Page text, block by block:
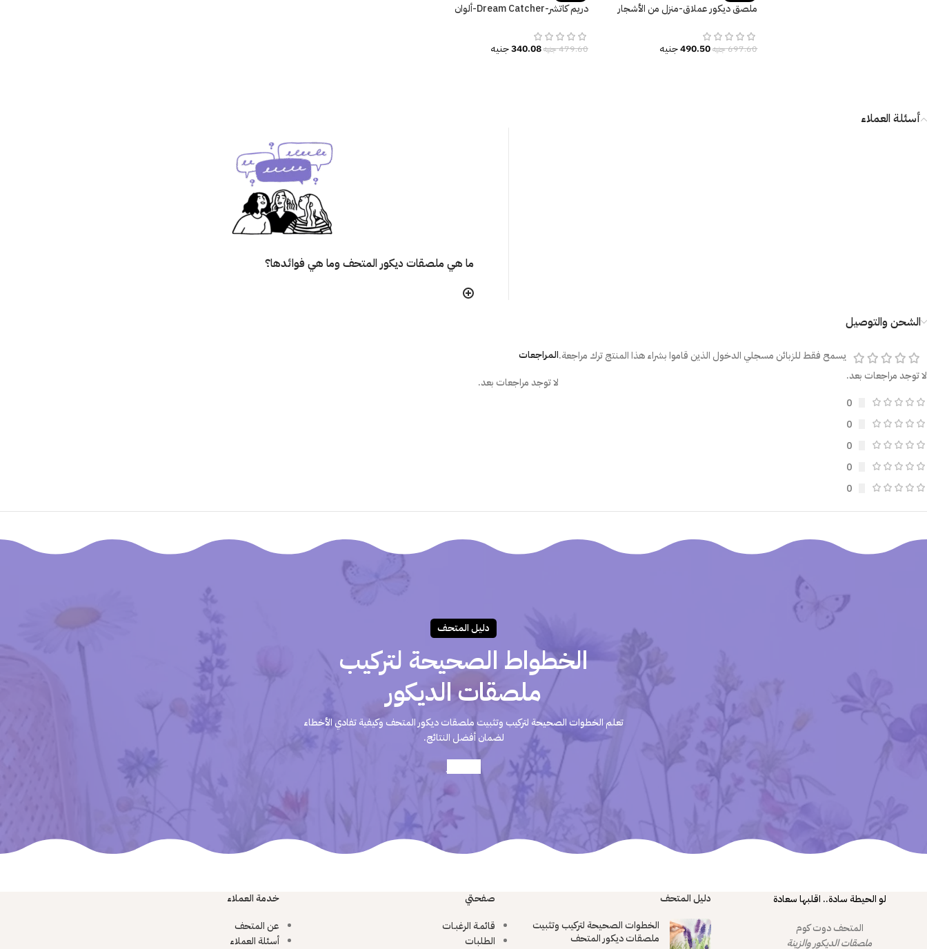
ملصق ديكور عملاق-منزل من الأشجار
697.60جنيه490.50جنيه
دريم كاتشر-Dream Catcher-ألوان
479.60جنيه340.08جنيه
أسئلة العملاء
ما هي ملصقات ديكور المتحف وما هي فوائدها؟
الشحن والتوصيل
لا توجد مراجعات بعد.
0
0
0
0
0
المراجعات
لا توجد مراجعات بعد.
يسمح فقط للزبائن مسجلي الدخول الذين قاموا بشراء هذا المنتج ترك مراجعة.
دليـل المتحـف
الخطواط الصحيحة لتركيب
ملصقات الديكور
تعلم الخطوات الصحيحة لتركيب وتثبيت ملصقات ديكور المتحف وكيفية تفادي الأخطاء
لضمان أفضل النتائج.
لو الحيطة سادة.. اقلبها سعادة
المتحف دوت كوم
ملصقات الديكور والزينة
دليل المتحف
الخطوات الصحيحة لتركيب وتثبيت
ملصقات ديكور المتحف
صفحتي
قائمـة الرغبـات
الطلبات
خدمة العملاء
عن المتحف
أسئلة العملاء